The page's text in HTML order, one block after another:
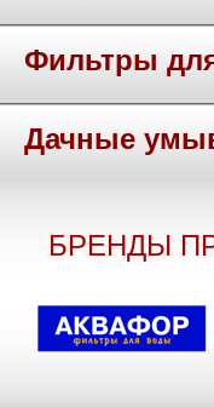
Фильтры
Дачные
БРЕНДЫ